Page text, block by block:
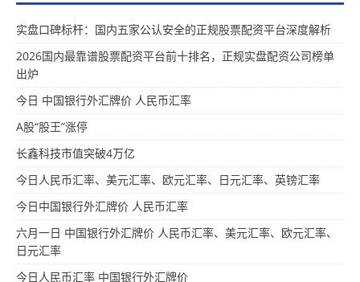
实盘口碑标杆：国内五家公认安全的正规股票配资平台深度解析
2026国内最靠谱股票配资平台前十排名，正规实盘配资公司榜单
出炉
今日 中国银行外汇牌价 人民币汇率
A股“股王”涨停
长鑫科技市值突破4万亿
今日人民币汇率、美元汇率、欧元汇率、日元汇率、英镑汇率
今日中国银行外汇牌价 人民币汇率
六月一日 中国银行外汇牌价 人民币汇率、美元汇率、欧元汇率、
日元汇率
今日人民币汇率 中国银行外汇牌价